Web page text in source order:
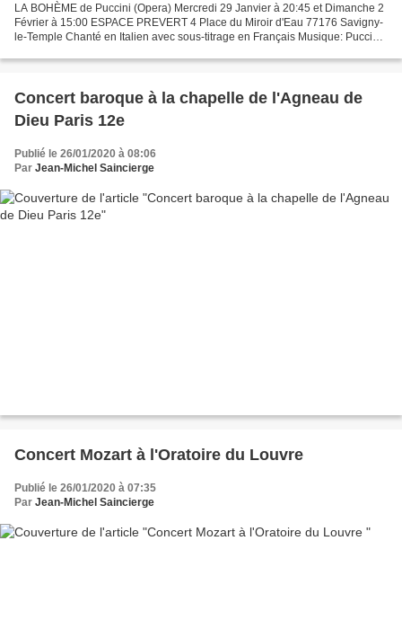
LA BOHÈME de Puccini (Opera) Mercredi 29 Janvier à 20:45 et Dimanche 2
Février à 15:00 ESPACE PREVERT 4 Place du Miroir d'Eau 77176 Savigny-
le-Temple Chanté en Italien avec sous-titrage en Français Musique: Puccini /
Concert baroque à la chapelle de l'Agneau de
Dieu Paris 12e
Publié le 26/01/2020 à 08:06
Par Jean-Michel Saincierge
Concert Mozart à l'Oratoire du Louvre
Publié le 26/01/2020 à 07:35
Par Jean-Michel Saincierge